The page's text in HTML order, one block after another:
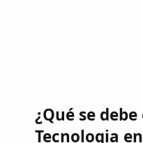
¿Qué se
Tecnologia